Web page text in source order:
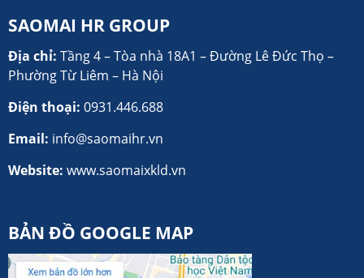
SAOMAI HR GROUP
Địa chỉ: Tầng 4 – Tòa nhà 18A1 – Đường Lê Đức Thọ –
Phường Từ Liêm – Hà Nội
Điện thoại: 0931.446.688
Email: info@saomaihr.vn
Website: www.saomaixkld.vn
BẢN ĐỒ GOOGLE MAP